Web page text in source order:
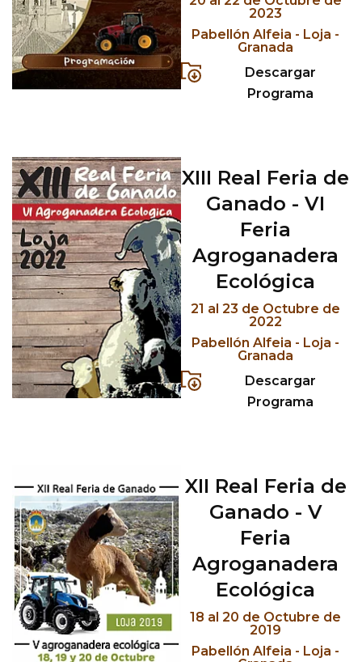
2023
Pabellón Alfeia - Loja -
Granada
Descargar
Programa
XIII Real Feria de
Ganado - VI
Feria
Agroganadera
Ecológica
21 al 23 de Octubre de
2022
Pabellón Alfeia - Loja -
Granada
Descargar
Programa
XII Real Feria de
Ganado - V
Feria
Agroganadera
Ecológica
18 al 20 de Octubre de
2019
Pabellón Alfeia - Loja -